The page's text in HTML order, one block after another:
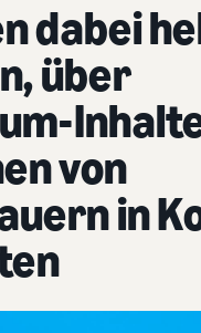
dabei
über
von
in